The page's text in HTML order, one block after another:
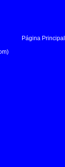
Página Principal